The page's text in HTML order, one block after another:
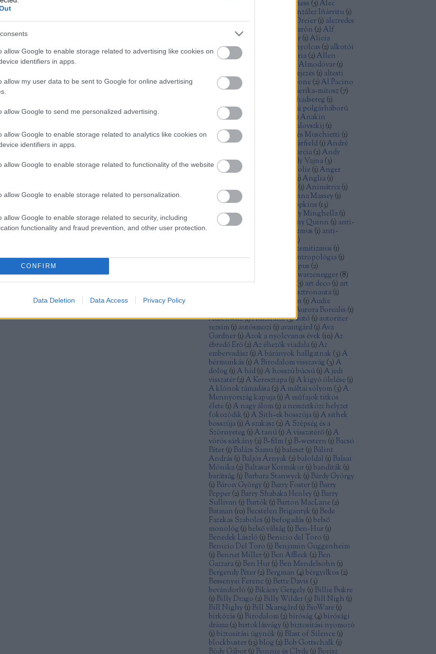
allow Google to enable storage related to advertising like cookies on
identifiers in apps.
allow my user data to be sent to Google for online advertising
allow Google to send me personalized advertising.
allow Google to enable storage related to analytics like cookies on
identifiers in apps.
allow Google to enable storage related to functionality of the website
allow Google to enable storage related to personalization.
allow Google to enable storage related to security, including
functionality and fraud prevention, and other user protection.
CONFIRM
Data Deletion Data Access Privacy Policy
0 5komment
Lucas Liam Neeson
Alec Guinness (5)Alec
Alejandro González Iñárritu(1)
Alexandre Desplat
Alex Dreier(1) alezredes
álfilozófia Alfonso Cuarón (2)Alf
) Alice Rohrwacher(1)Alicia
Vikander( Aljas nyolcas (2) alkotói
válság
államiság allegória(2)Allen
Almodóvar(1)
alternatív befejezés (1) altesti
poénok
) Al Capone (2)Al Pacino
)American Graffiti Amerika-mítosz (7)
amerikai hadsereg (1)
amerikai kisváros
amerikai polgárháború
Amidala )Anakin
Andrej Koncsalovszkij (1)
Andrej Tarkovszkij
Andrés Muschietti (1)
Andrew Davis
Andrew Garfield(1)André
Andy Garcia(2)Andy
Jones(1)Andy Serkis Andy Vajna(3)
Andzrej Vajda
Angelina Jolie (1)Anger
2)Anglia(1)
animáció
(1)Animátrix(1)
anime
Anna Karina Anna Massey (1)
Ann Doran
Anthony Hopkins (13)
Anthony Mann
Anthony Minghella(1)
Anthony Perkins
Anthony Quinn (1) anti-
anti-kapitalizmus (1) anti-
1)
antiszemitizmus (1)
antiutópia(1) antropológia(1)
archetípus (2)
Arnold Schwarzenegger(8)
ártatlanság(1)Arthur Penn (5) art deco (1) art
asztronauta(1)
Atom Egoyan (1)Audie
Aurora Borealis (1)
Auschwitz(1)Ausztrália(3)autó (1) autoriter
rezsim(1) autósmozi (1) avantgárd(1)Ava
Gardner(1)Azok a nyolcvanas évek (10)Az
ébredő Erő(2)Az éhezők viadala(1)Az
embervadász (1)A bárányok hallgatnak (3)A
bérmunkás (1)A Birodalom visszavág (3)A
dolog (1)A híd(1)A hosszú búcsú(1)A jedi
visszatér(2)A Keresztapa(1)A kígyó ölelése (1)
A klónok támadása(2)A máltai sólyom(3)A
Mennyország kapuja(1)A műfajok titkos
élete (1)A nagy álom(1) a nemzetközi helyzet
fokozódik (1)A Sith-ek bosszúja(1)A sithek
bosszúja(1)A szakasz (2)A Szépség és a
Szörnyeteg (1)A tanú(1)A visszatérő(1)A
vörös sárkány (2) B-film(3) B-western (1) Bacsó
Péter(1) Balázs Samu(1)baleset (1) Bálint
András (1) Baljós Árnyak (2)baloldal (1) Balsai
Mónika(2) Baltasar Kormákur(1)banditák (1)
barátság (1) Barbara Stanwyck (1) Bárdy György
(1) Báron György (1) Barry Foster(1) Barry
Pepper(2) Barry Shabaka Henley (1) Barry
Sullivan (1) Bartók (1) Barton MacLane (2)
Batman (10) Becstelen Brigantyk (1) Bede
Fazekas Szabolcs (1)befogadás (1)belső
monológ (1)belső válság (1) Ben-Hur(1)
Benedek László (1) Benicio del Toro (1)
Benicio Del Toro (1) Benjamin Guggenheim
(1) Bennet Miller(1) Ben Affleck (2) Ben
Gazzara(1) Ben Hur(1) Ben Mendelsohn (1)
Bergendy Péter(2) Bergman (4)bérgyilkos (2)
Bessenyei Ferenc (1) Bette Davis (3)
bevándorló (1) Bikácsy Gergely (1) Billie Bukre
(1) Billy Drago (2) Billy Wilder(3) Bill Nigh (1)
Bill Nighy (1) Bill Skarsgård(1) BioWare (1)
birkózás (1) Birodalom(2)bíróság (4)bírósági
dráma(2)birtoklásvágy (1)biztosítási nyomozó
(1)biztosítási ügynök (1) Blast of Silence (1)
blockbuster(13)blog (2) Bob Gottschalk (1)
Bódy Gábor(1) Bonnie és Clyde (1) Borisz